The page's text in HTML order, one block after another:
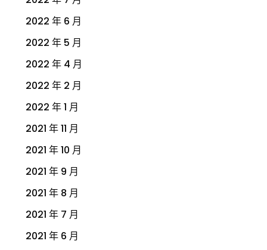
2022 年 6 月
2022 年 5 月
2022 年 4 月
2022 年 2 月
2022 年 1 月
2021 年 11 月
2021 年 10 月
2021 年 9 月
2021 年 8 月
2021 年 7 月
2021 年 6 月